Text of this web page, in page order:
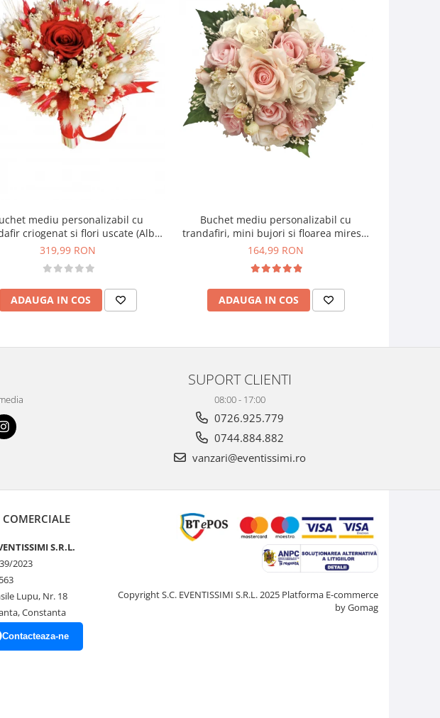
mediu personalizabil cu
criogenat si flori uscate (Alb,
Rosu)
319,99 RON
ADAUGA IN COS
Buchet mediu personalizabil cu
trandafiri, mini bujori si floarea miresei
(Alb, Roz)
164,99 RON
ADAUGA IN COS
SUPORT CLIENTI
08:00 - 17:00
0726.925.779
0744.884.882
vanzari@eventissimi.ro
COMERCIALE
S.R.L.
2023
Lupu, Nr. 18
Constanta
Contacteaza-ne
Copyright S.C. EVENTISSIMI S.R.L. 2025 Platforma E-commerce
by Gomag